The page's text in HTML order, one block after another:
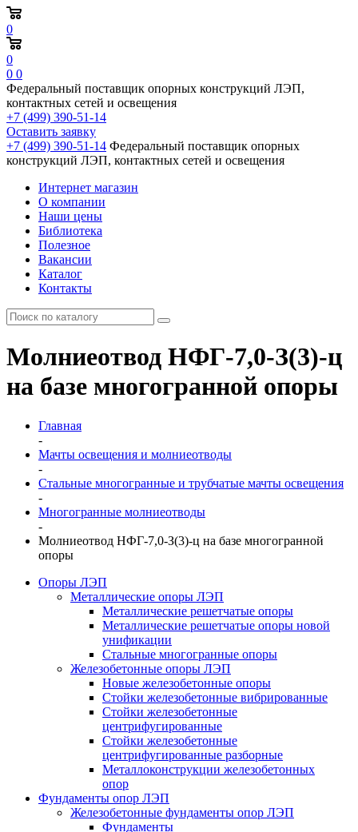
0
0
0 0
Федеральный поставщик опорных конструкций ЛЭП,
контактных сетей и освещения
+7 (499) 390-51-14
Оставить заявку
+7 (499) 390-51-14 Федеральный поставщик опорных
конструкций ЛЭП, контактных сетей и освещения
Интернет магазин
О компании
Наши цены
Библиотека
Полезное
Вакансии
Каталог
Контакты
Молниеотвод НФГ-7,0-З(3)-ц
на базе многогранной опоры
Главная
-
Мачты освещения и молниеотводы
-
Стальные многогранные и трубчатые мачты освещения
-
Многогранные молниеотводы
-
Молниеотвод НФГ-7,0-З(3)-ц на базе многогранной
опоры
Опоры ЛЭП
Металлические опоры ЛЭП
Металлические решетчатые опоры
Металлические решетчатые опоры новой
унификации
Стальные многогранные опоры
Железобетонные опоры ЛЭП
Новые железобетонные опоры
Стойки железобетонные вибрированные
Стойки железобетонные
центрифугированные
Стойки железобетонные
центрифугированные разборные
Металлоконструкции железобетонных
опор
Фундаменты опор ЛЭП
Железобетонные фундаменты опор ЛЭП
Фундаменты